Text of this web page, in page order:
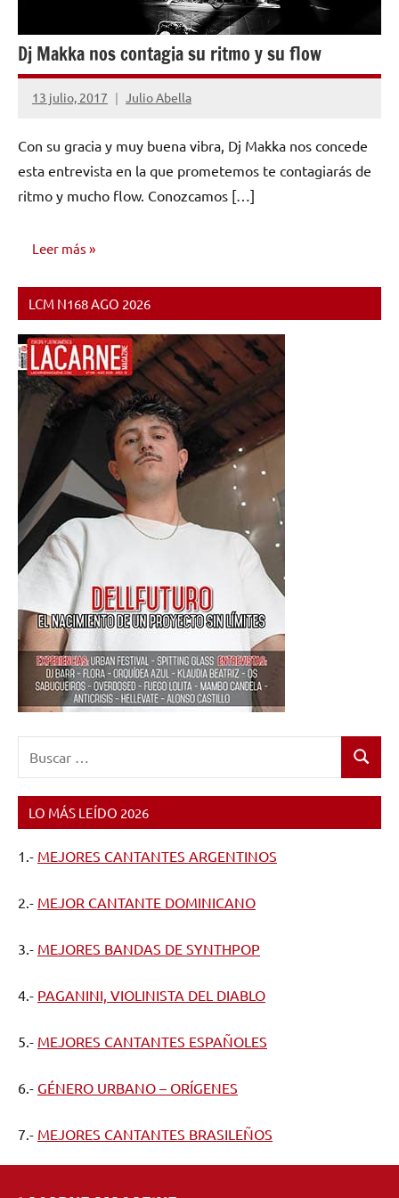
Dj Makka nos contagia su ritmo y su flow
13 julio, 2017 Julio Abella
No
comentarios
Con su gracia y muy buena vibra, Dj Makka nos concede
esta entrevista en la que prometemos te contagiarás de
ritmo y mucho flow. Conozcamos […]
Leer más
ENTREVISTAS
LCM N168 AGO 2026
Buscar
LO MÁS LEÍDO 2026
1.- MEJORES CANTANTES ARGENTINOS
2.- MEJOR CANTANTE DOMINICANO
3.- MEJORES BANDAS DE SYNTHPOP
4.- PAGANINI, VIOLINISTA DEL DIABLO
5.- MEJORES CANTANTES ESPAÑOLES
6.- GÉNERO URBANO – ORÍGENES
7.- MEJORES CANTANTES BRASILEÑOS